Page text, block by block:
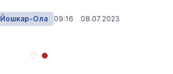
Йошкар-Ола 09:16 08.07.2023